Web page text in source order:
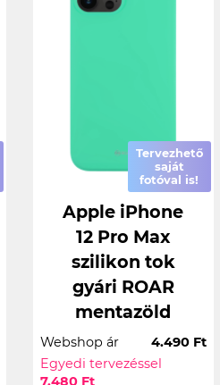
Tervezhető
saját
fotóval is!
Apple iPhone
12 Pro Max
szilikon tok
gyári ROAR
mentazöld
Webshop ár
4.490 Ft
Egyedi tervezéssel
7.480 Ft